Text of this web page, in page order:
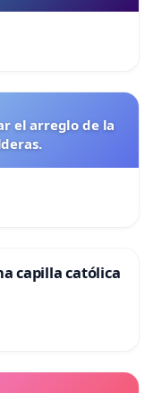
el arreglo de la
capilla católica